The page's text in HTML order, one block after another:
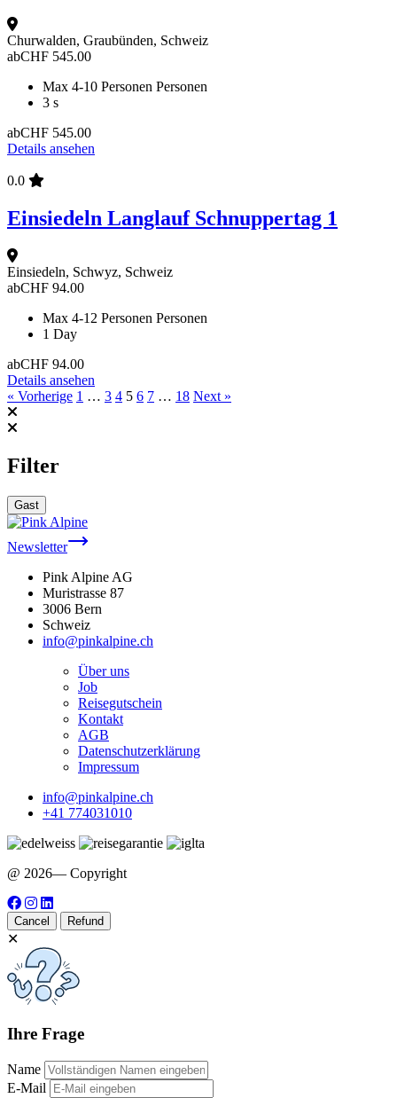
Churwalden, Graubünden, Schweiz
abCHF 545.00
Max 4-10 Personen Personen
3 s
abCHF 545.00
Details ansehen
0.0
Einsiedeln Langlauf Schnuppertag 1
Einsiedeln, Schwyz, Schweiz
abCHF 94.00
Max 4-12 Personen Personen
1 Day
abCHF 94.00
Details ansehen
« Vorherige 1 … 3 4 5 6 7 … 18 Next »
Filter
Gast
Newsletter
Pink Alpine AG
Muristrasse 87
3006 Bern
Schweiz
info@pinkalpine.ch
Über uns
Job
Reisegutschein
Kontakt
AGB
Datenschutzerklärung
Impressum
info@pinkalpine.ch
+41 774031010
@ 2026— Copyright
Cancel Refund
✕
Ihre Frage
Name
E-Mail